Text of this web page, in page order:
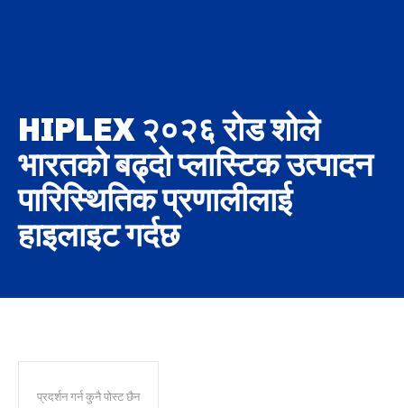
HIPLEX २०२६ रोड शोले
भारतको बढ्दो प्लास्टिक उत्पादन
पारिस्थितिक प्रणालीलाई
हाइलाइट गर्दछ
प्रदर्शन गर्न कुनै पोस्ट छैन